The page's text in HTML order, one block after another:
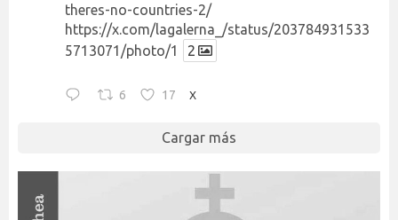
theres-no-countries-2/
https://x.com/lagalerna_/status/203784931533
5713071/photo/1
2
6 17 X
Cargar más